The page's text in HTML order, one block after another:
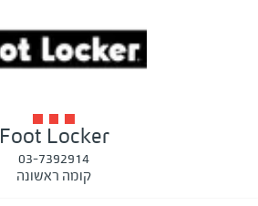
Foot Locker
03-7392914
קומה ראשונה